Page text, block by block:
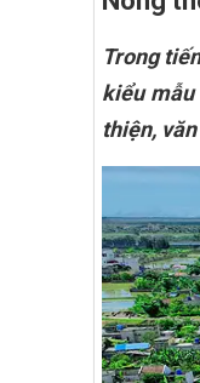
Trong
kiểu mẫu
thiện,